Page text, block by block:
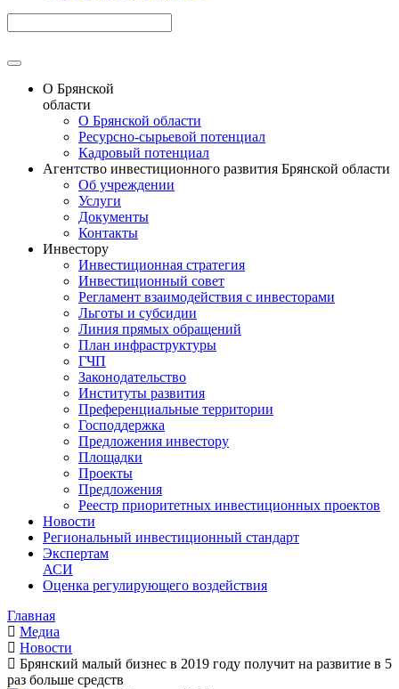
О Брянской
области
О Брянской области
Ресурсно-сырьевой потенциал
Кадровый потенциал
Агентство инвестиционного развития Брянской области
Об учреждении
Услуги
Документы
Контакты
Инвестору
Инвестиционная стратегия
Инвестиционный совет
Регламент взаимодействия с инвесторами
Льготы и субсидии
Линия прямых обращений
План инфраструктуры
ГЧП
Законодательство
Институты развития
Преференциальные территории
Господдержка
Предложения инвестору
Площадки
Проекты
Предложения
Реестр приоритетных инвестиционных проектов
Новости
Региональный инвестиционный стандарт
Экспертам
АСИ
Оценка регулирующего воздействия
Главная
Медиа
Новости
Брянский малый бизнес в 2019 году получит на развитие в 5
раз больше средств